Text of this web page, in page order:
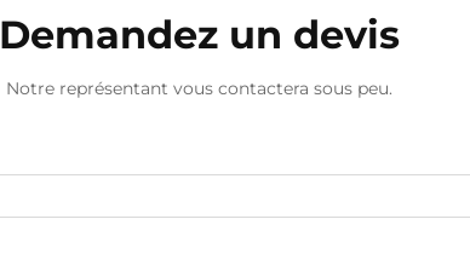
Demandez un devis
Notre représentant vous contactera sous peu.